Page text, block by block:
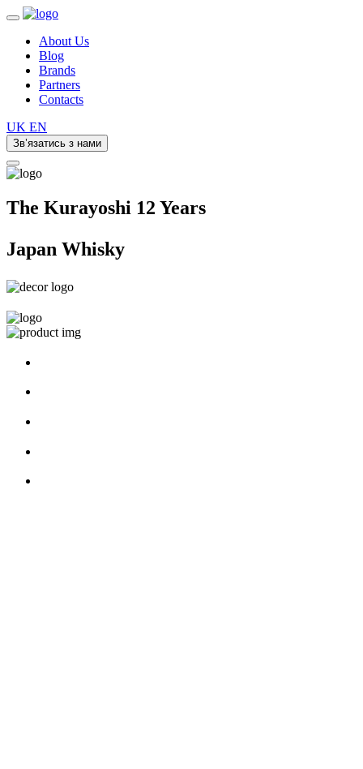
About Us
Blog
Brands
Partners
Contacts
UK EN
Зв’язатись з нами
The Kurayoshi 12 Years
Japan Whisky